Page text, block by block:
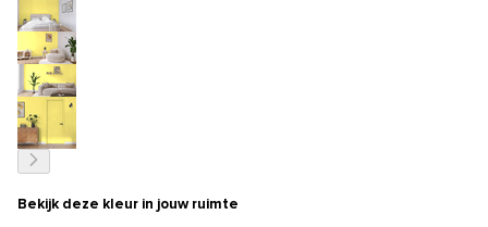
Bekijk deze kleur in jouw ruimte